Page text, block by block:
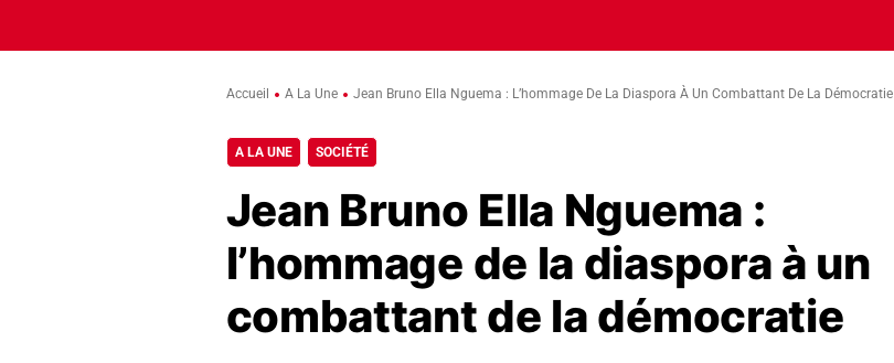
Accueil A La Une Jean Bruno Ella Nguema : L’hommage De La Diaspora À Un Combattant De La Démocratie
A LA UNE SOCIÉTÉ
Jean Bruno Ella Nguema :
l’hommage de la diaspora à un
combattant de la démocratie